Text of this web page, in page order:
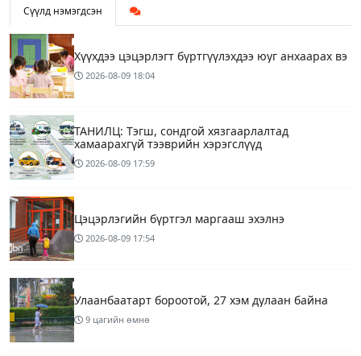
Сүүлд нэмэгдсэн
Хүүхдээ цэцэрлэгт бүртгүүлэхдээ юуг анхаарах вэ
2026-08-09 18:04
ТАНИЛЦ: Тэгш, сондгой хязгаарлалтад
хамаарахгүй тээврийн хэрэгслүүд
2026-08-09 17:59
Цэцэрлэгийн бүртгэл маргааш эхэлнэ
2026-08-09 17:54
Улаанбаатарт бороотой, 27 хэм дулаан байна
9 цагийн өмнө